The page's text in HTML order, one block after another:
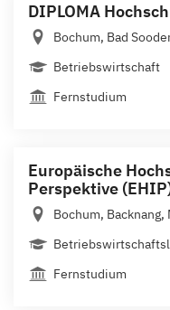
DIPLOMA
Bochum, Bad
Betriebswirtschaft
Fernstudium
Europäische
Perspektive
Bochum,
Fernstudium